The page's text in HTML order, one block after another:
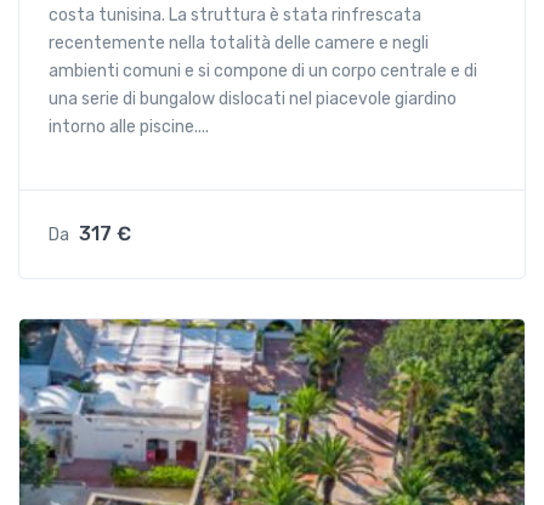
costa tunisina. La struttura è stata rinfrescata
recentemente nella totalità delle camere e negli
ambienti comuni e si compone di un corpo centrale e di
una serie di bungalow dislocati nel piacevole giardino
intorno alle piscine....
Da 317 €